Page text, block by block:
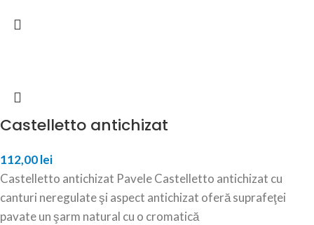
Castelletto antichizat
112,00lei
Castelletto antichizat Pavele Castelletto antichizat cu
canturi neregulate şi aspect antichizat oferă suprafeţei
pavate un şarm natural cu o cromatică